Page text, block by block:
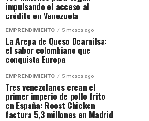
impulsando el acceso al
crédito en Venezuela
EMPRENDIMIENTO 5 meses ago
La Arepa de Queso Dcarnilsa:
el sabor colombiano que
conquista Europa
EMPRENDIMIENTO 5 meses ago
Tres venezolanos crean el
primer imperio de pollo frito
en España: Roost Chicken
factura 5,3 millones en Madrid